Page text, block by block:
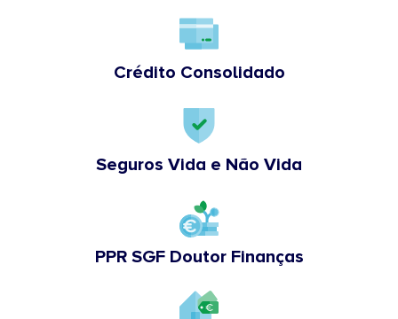
Crédito Consolidado
Seguros Vida e Não Vida
PPR SGF Doutor Finanças